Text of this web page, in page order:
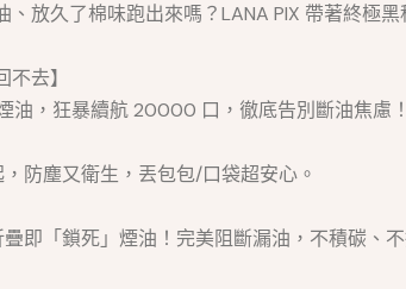
放久了棉味跑出來嗎？LANA PIX 帶著終極
去】
油，狂暴續航 20000 口，徹底告別斷油焦慮！
防塵又衛生，丟包包/口袋超安心。
即「鎖死」煙油！完美阻斷漏油，不積碳、